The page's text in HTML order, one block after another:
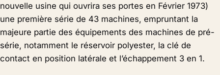
nouvelle usine qui ouvrira ses portes en Février 1973)
une première série de 43 machines, empruntant la
majeure partie des équipements des machines de pré-
série, notamment le réservoir polyester, la clé de
contact en position latérale et l’échappement 3 en 1.